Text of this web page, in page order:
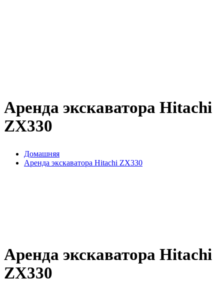
Аренда экскаватора Hitachi
ZX330
Домашняя
Аренда экскаватора Hitachi ZX330
Аренда экскаватора Hitachi
ZX330